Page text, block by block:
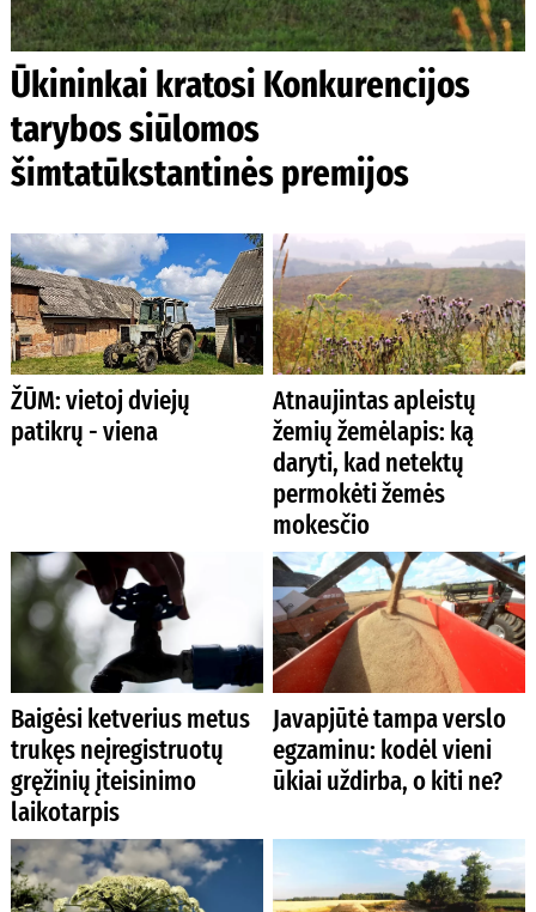
Ūkininkai kratosi Konkurencijos
tarybos siūlomos
šimtatūkstantinės premijos
ŽŪM: vietoj dviejų
patikrų - viena
Atnaujintas apleistų
žemių žemėlapis: ką
daryti, kad netektų
permokėti žemės
mokesčio
Baigėsi ketverius metus
trukęs neįregistruotų
gręžinių įteisinimo
laikotarpis
Javapjūtė tampa verslo
egzaminu: kodėl vieni
ūkiai uždirba, o kiti ne?